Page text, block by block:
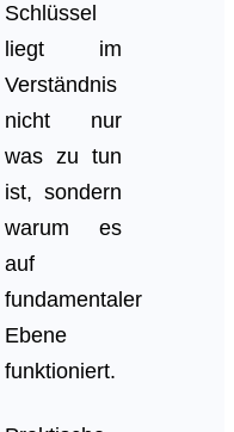
Schlüssel
liegt im
Verständnis
nicht nur
was zu tun
ist, sondern
warum es
auf
fundamentaler
Ebene
funktioniert.